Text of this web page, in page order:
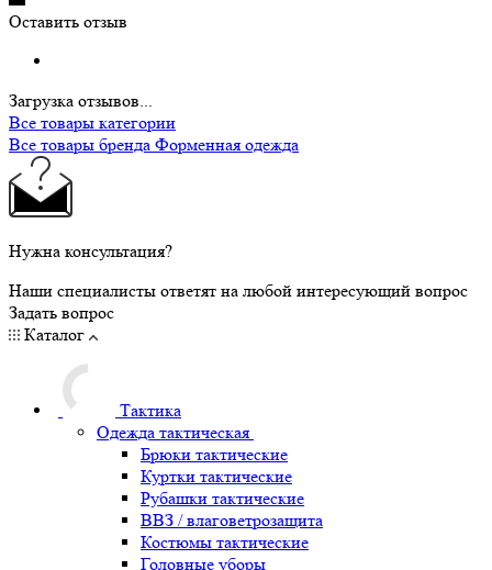
Оставить отзыв
Загрузка отзывов...
Все товары категории
Все товары бренда Форменная одежда
Нужна консультация?
Наши специалисты ответят на любой интересующий вопрос
Задать вопрос
Каталог
Тактика
Одежда тактическая
Брюки тактические
Куртки тактические
Рубашки тактические
ВВЗ / влаговетрозащита
Костюмы тактические
Головные уборы